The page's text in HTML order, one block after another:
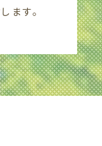
ます。